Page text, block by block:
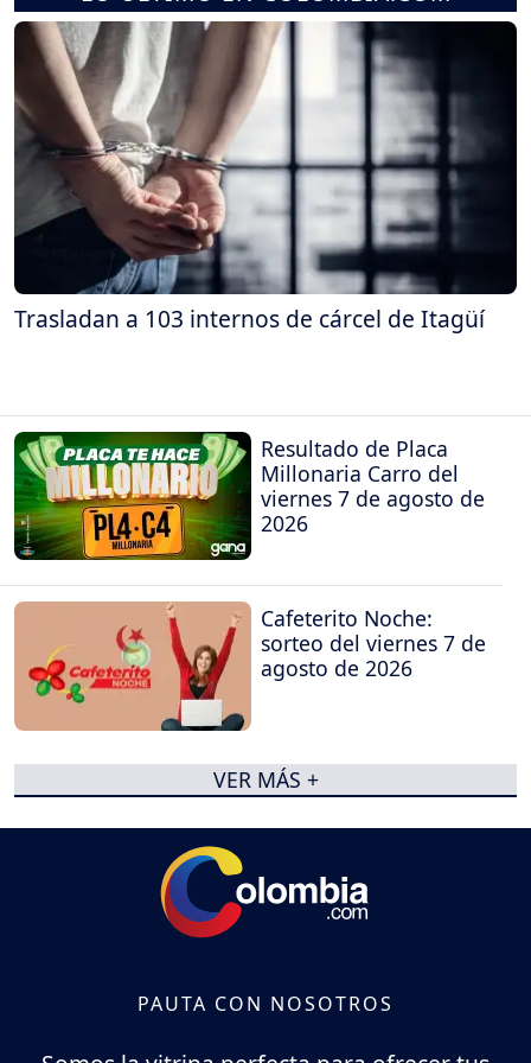
Trasladan a 103 internos de cárcel de Itagüí
Resultado de Placa
Millonaria Carro del
viernes 7 de agosto de
2026
Cafeterito Noche:
sorteo del viernes 7 de
agosto de 2026
VER MÁS +
PAUTA CON NOSOTROS